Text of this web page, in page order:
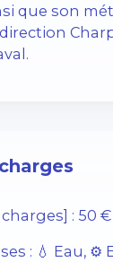
que son
: 50 €
: 💧 Eau, ⚙️